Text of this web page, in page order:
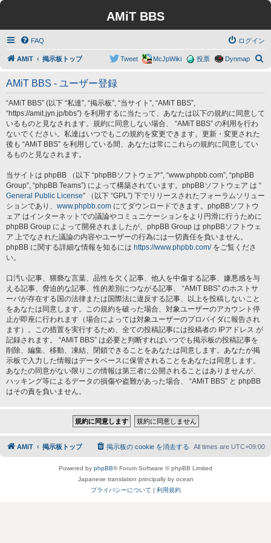
AMiT BBS
FAQ ログイン
AMiT 掲示板トップ Dynmap
投票
McJpWiki
Tweet
AMiT BBS - ユーザー登録
“AMiT BBS” (以下 “私達”, “掲示板”, “当サイト”, “AMiT BBS”,
“https://amit.jyn.jp/bbs”) を利用するに当たって、あなたは以下の規約に同意して
いるものと見なされます。規約に同意しない場合、 “AMiT BBS” の利用を行わ
ないでください。私達はいつでもこの規約を変更できます。更新・変更された
後も “AMiT BBS” を利用している間、あなたは常にこれらの規約に同意してい
るものと見なされます。
当サイトは phpBB （以下 “phpBBソフトウェア”, “www.phpbb.com”, “phpBB
Group”, “phpBB Teams”) によって構築されています。phpBBソフトウェア は “
General Public License” （以下 “GPL”) 下でリリースされたフォーラムソリュー
ションであり、 www.phpbb.com にてダウンロードできます。phpBBソフトウ
ェア はインターネットでの議論やコミュニケーションをより円滑に行うために
phpBB Group によって開発されましたが、phpBB Group は phpBBソフトウェ
ア 上でなされた議論の内容やユーザーの行為には一切責任を負いません。
phpBB に関する詳細な情報を知るには https://www.phpbb.com/をご覧くださ
い。
口汚い記事、猥褻な言葉、品性を欠く記事、他人を中傷する記事、嫌悪感を与
える記事、脅迫的な記事、性的差別につながる記事、 “AMiT BBS” のホストサ
ーバが存在する国の法律または国際法に違反する記事、以上を投稿しないこと
をあなたは同意します。この規約を破った場合、対象ユーザーのアカウント停
止が即座に行われます（場合によっては対象ユーザーのプロバイダに報告され
ます）。この措置を実行するため、全ての投稿記事には投稿者の IPアドレス が
記録されます。 “AMiT BBS” は必要と判断すればいつでも掲示板の投稿記事を
削除、編集、移動、凍結、閉鎖できることをあなたは同意します。あなたが掲
示板で入力した情報はデータベースに保管されることをあなたは同意します。
あなたの同意がない限りこの情報は第三者に公開されることはありませんが、
ハッキング等によるデータの損傷や盗難があった場合、 “AMiT BBS” と phpBB
はその責を負いません。
AMiT 掲示板トップ All times are UTC+09:00
掲示板の cookie を消去する
Powered by phpBB® Forum Software © phpBB Limited
Japanese translation principally by ocean
プライバシーについて | 利用規約